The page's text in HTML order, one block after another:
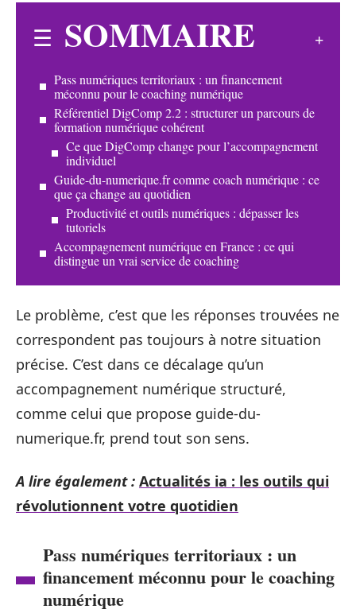
SOMMAIRE
Pass numériques territoriaux : un financement
méconnu pour le coaching numérique
Référentiel DigComp 2.2 : structurer un parcours de
formation numérique cohérent
Ce que DigComp change pour l’accompagnement
individuel
Guide-du-numerique.fr comme coach numérique : ce
que ça change au quotidien
Productivité et outils numériques : dépasser les
tutoriels
Accompagnement numérique en France : ce qui
distingue un vrai service de coaching
Le problème, c’est que les réponses trouvées ne
correspondent pas toujours à notre situation
précise. C’est dans ce décalage qu’un
accompagnement numérique structuré,
comme celui que propose guide-du-
numerique.fr, prend tout son sens.
A lire également : Actualités ia : les outils qui
révolutionnent votre quotidien
Pass numériques territoriaux : un
financement méconnu pour le coaching
numérique